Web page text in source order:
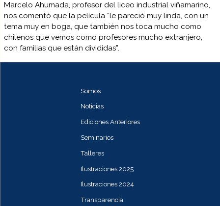
Marcelo Ahumada, profesor del liceo industrial viñamarino,
nos comentó que la película “le pareció muy linda, con un
tema muy en boga, que también nos toca mucho como
chilenos que vemos como profesores mucho extranjero,
con familias que están divididas”.
Somos
Noticias
Ediciones Anteriores
Seminarios
Talleres
Ilustraciones 2025
Ilustraciones 2024
Transparencia